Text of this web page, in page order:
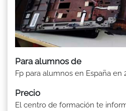
Para alumnos de
Fp para alumnos en España en
Precio
El centro de formación te